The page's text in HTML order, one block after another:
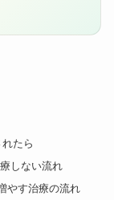
たら
しない流れ
やす治療の流れ